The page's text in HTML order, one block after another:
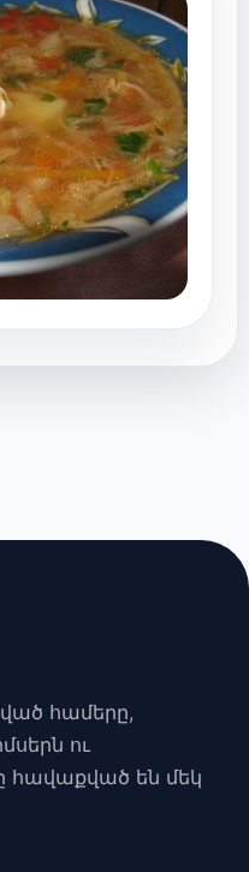
համերը,
ու
հավաքված են մեկ